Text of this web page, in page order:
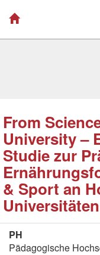
From
University –
Studie zur
& Sport an
PH
Pädagogische